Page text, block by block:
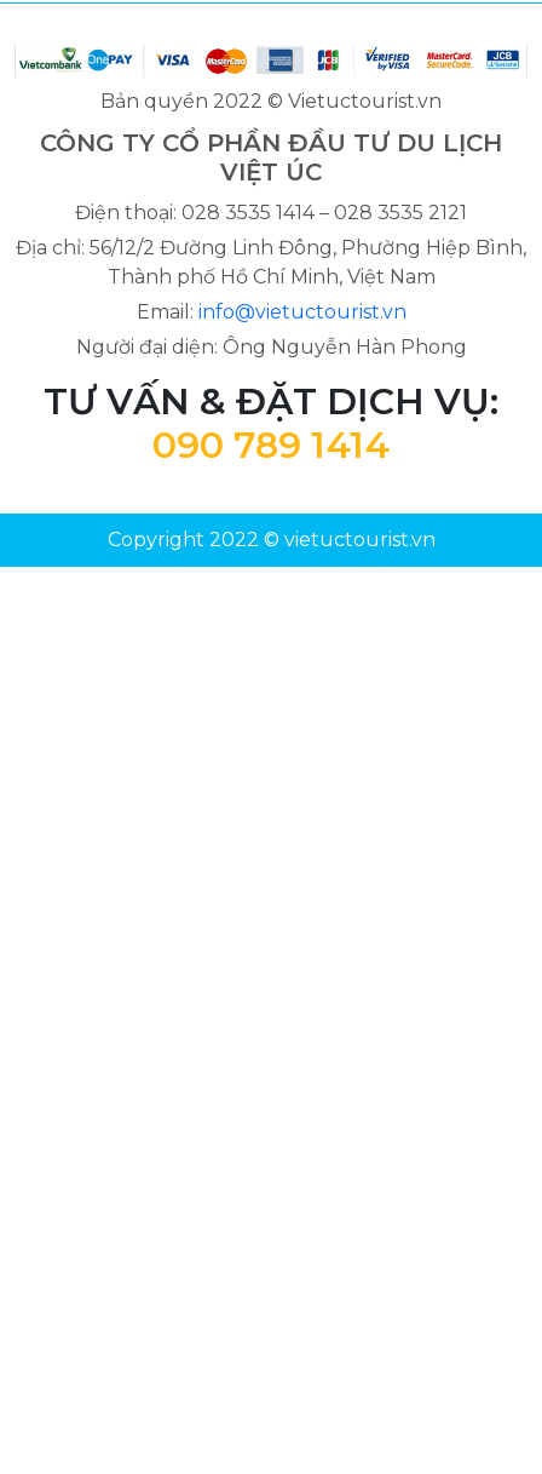
Bản quyền 2022 © Vietuctourist.vn
CÔNG TY CỔ PHẦN ĐẦU TƯ DU LỊCH
VIỆT ÚC
Điện thoại: 028 3535 1414 – 028 3535 2121
Địa chỉ: 56/12/2 Đường Linh Đông, Phường Hiệp Bình,
Thành phố Hồ Chí Minh, Việt Nam
Email: info@vietuctourist.vn
Người đại diện: Ông Nguyễn Hàn Phong
TƯ VẤN & ĐẶT DỊCH VỤ:
090 789 1414
Copyright 2022 © vietuctourist.vn